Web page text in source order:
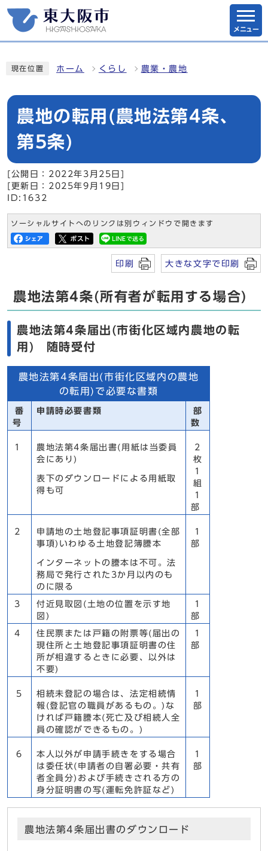
メニュー
現在位置 ホーム くらし 農業・農地
農地の転用(農地法第4条、
第5条)
[公開日：2022年3月25日]
[更新日：2025年9月19日]
ID:1632
ソーシャルサイトへのリンクは別ウィンドウで開きます
印刷 大きな文字で印刷
農地法第4条(所有者が転用する場合)
農地法第4条届出(市街化区域内農地の転
用) 随時受付
農地法第4条届出(市街化区域内の農地
の転用)で必要な書類
番
号
申請時必要書類
部
数
1
農地法第4条届出書(用紙は当委員
会にあり)
表下のダウンロードによる用紙取
得も可
2
枚
1
組
1
部
2
申請地の土地登記事項証明書(全部
事項)いわゆる土地登記簿謄本
インターネットの謄本は不可。法
務局で発行された3か月以内のも
のに限る
1
部
3
付近見取図(土地の位置を示す地
図)
1
部
4
住民票または戸籍の附票等(届出の
現住所と土地登記事項証明書の住
所が相違するときに必要、以外は
不要)
1
部
5
相続未登記の場合は、法定相続情
報(登記官の職員があるもの。)な
ければ戸籍謄本(死亡及び相続人全
員の確認ができるもの。)
1
部
6
本人以外が申請手続きをする場合
は委任状(申請者の自署必要・共有
者全員分)および手続きされる方の
身分証明書の写(運転免許証など)
1
部
農地法第4条届出書のダウンロード